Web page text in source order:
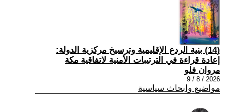
(14) بنية الردع الإقليمية وترسيخ مركزية الدولة:
إعادة قراءة في الترتيبات الأمنية لاتفاقية مكة
مروان فلو
2026 / 8 / 9
مواضيع وابحاث سياسية